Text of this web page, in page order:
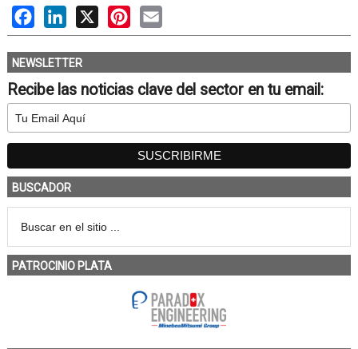
FacebookLinkedIn Pinterest
NEWSLETTER
Recibe las noticias clave del sector en tu email:
BUSCADOR
PATROCINIO PLATA